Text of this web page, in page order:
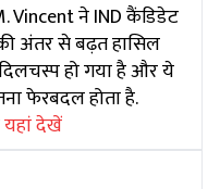
Vincent ने IND कैंडिडेट
अंतर से बढ़त हासिल
हो गया है और ये
फेरबदल होता है.
यहां देखें